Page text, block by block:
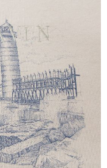
探す
ンズ）
L XL
L XL